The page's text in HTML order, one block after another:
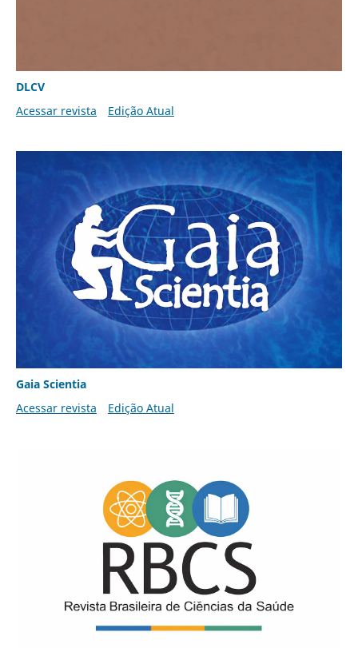
DLCV
Acessar revista
Edição Atual
Gaia Scientia
Acessar revista
Edição Atual